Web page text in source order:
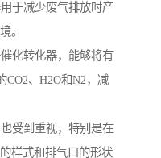
于减少废气排放时产
。
化转化器，能够将有
CO2、H2O和N2，减
受到重视，特别是在
样式和排气口的形状